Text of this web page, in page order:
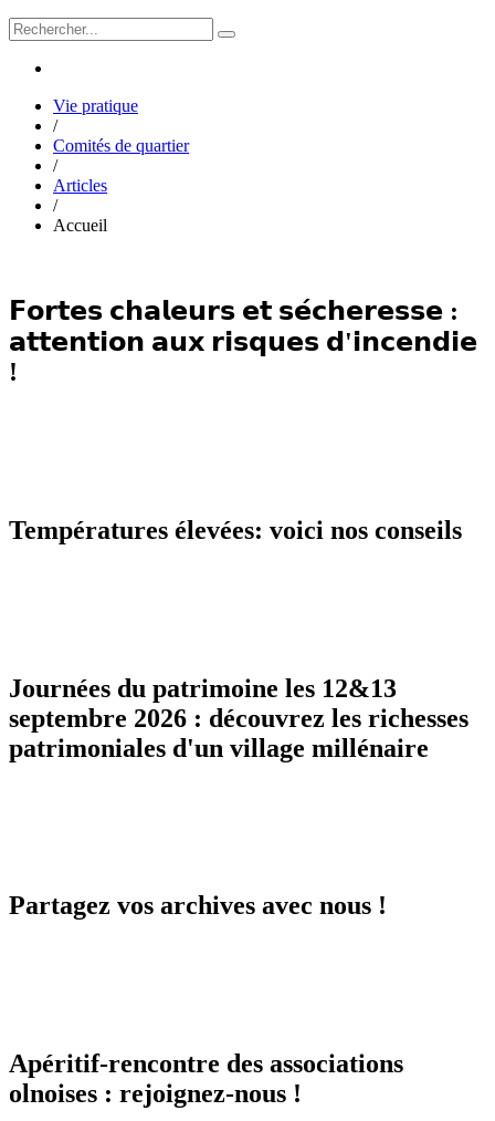
Vie pratique
/
Comités de quartier
/
Articles
/
Accueil
𝗙𝗼𝗿𝘁𝗲𝘀 𝗰𝗵𝗮𝗹𝗲𝘂𝗿𝘀 𝗲𝘁 𝘀𝗲́𝗰𝗵𝗲𝗿𝗲𝘀𝘀𝗲 :
𝗮𝘁𝘁𝗲𝗻𝘁𝗶𝗼𝗻 𝗮𝘂𝘅 𝗿𝗶𝘀𝗾𝘂𝗲𝘀 𝗱'𝗶𝗻𝗰𝗲𝗻𝗱𝗶𝗲
!
Températures élevées: voici nos conseils
Journées du patrimoine les 12&13
septembre 2026 : découvrez les richesses
patrimoniales d'un village millénaire
Partagez vos archives avec nous !
Apéritif-rencontre des associations
olnoises : rejoignez-nous !